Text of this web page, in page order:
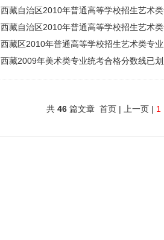
西藏自治区2010年普通高等学校招生艺术
西藏自治区2010年普通高等学校招生艺术
西藏区2010年普通高等学校招生艺术类专
西藏2009年美术类专业统考合格分数线已
共 46 篇文章 首页 | 上一页 | 1